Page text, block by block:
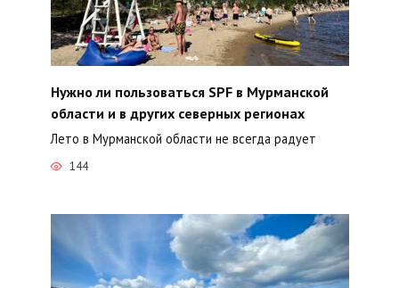
Нужно ли пользоваться SPF в Мурманской
области и в других северных регионах
Лето в Мурманской области не всегда радует
144